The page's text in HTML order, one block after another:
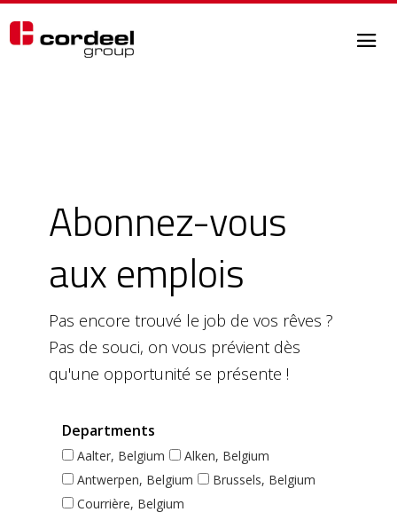
Abonnez-vous
aux emplois
Pas encore trouvé le job de vos rêves ?
Pas de souci, on vous prévient dès
qu'une opportunité se présente !